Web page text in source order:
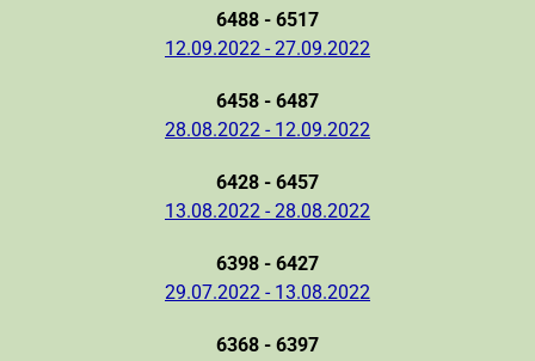
6488 - 6517
12.09.2022 - 27.09.2022
6458 - 6487
28.08.2022 - 12.09.2022
6428 - 6457
13.08.2022 - 28.08.2022
6398 - 6427
29.07.2022 - 13.08.2022
6368 - 6397